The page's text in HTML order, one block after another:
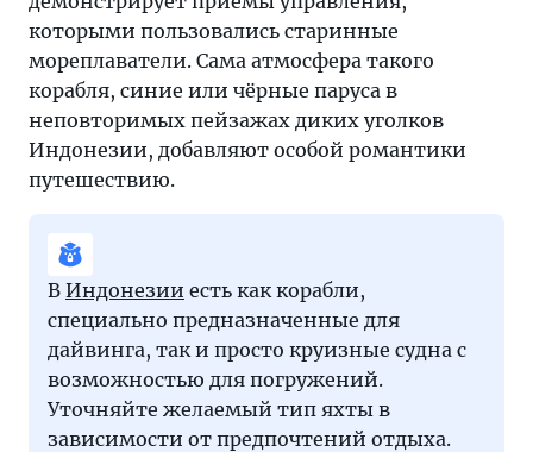
которыми пользовались старинные
мореплаватели. Сама атмосфера такого
корабля, синие или чёрные паруса в
неповторимых пейзажах диких уголков
Индонезии, добавляют особой романтики
путешествию.
В Индонезии есть как корабли,
специально предназначенные для
дайвинга, так и просто круизные судна с
возможностью для погружений.
Уточняйте желаемый тип яхты в
зависимости от предпочтений отдыха.